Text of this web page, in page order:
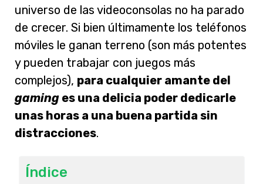
universo de las videoconsolas no ha parado
de crecer. Si bien últimamente los teléfonos
móviles le ganan terreno (son más potentes
y pueden trabajar con juegos más
complejos), para cualquier amante del
gaming es una delicia poder dedicarle
unas horas a una buena partida sin
distracciones.
Índice